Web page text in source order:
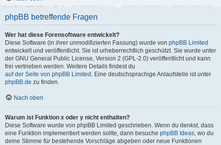
phpBB betreffende Fragen
Wer hat diese Forensoftware entwickelt?
Diese Software (in ihrer unmodifizierten Fassung) wurde von phpBB Limited
entwickelt und veröffentlicht. Sie ist urheberrechtlich geschützt. Sie wurde unter
der GNU General Public License, Version 2 (GPL-2.0) veröffentlicht und kann
frei vertrieben werden. Weitere Details findest du
auf der Seite von phpBB Limited . Eine deutschsprachige Anlaufstelle ist unter
phpBB.de zu finden.
Nach oben
Warum ist Funktion x oder y nicht enthalten?
Diese Software wurde von phpBB Limited geschrieben. Wenn du denkst, dass
eine Funktion implementiert werden sollte, dann besuche phpBB Ideas, wo du
deine Stimme für bestehende Vorschläge abgeben oder neue Funktionen